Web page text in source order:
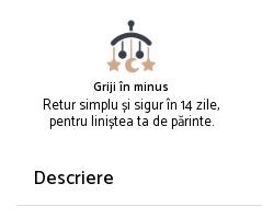
Griji în minus
Retur simplu și sigur în 14 zile,
pentru liniștea ta de părinte.
Descriere